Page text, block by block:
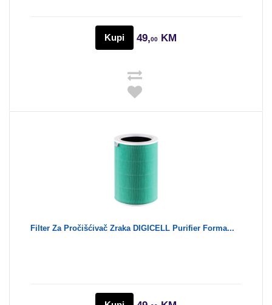
Kupi 49,00 KM
Filter Za Pročišćivač Zraka DIGICELL Purifier Forma...